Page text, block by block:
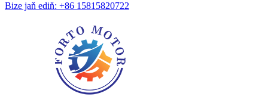
Bize jaň ediň: +86 15815820722